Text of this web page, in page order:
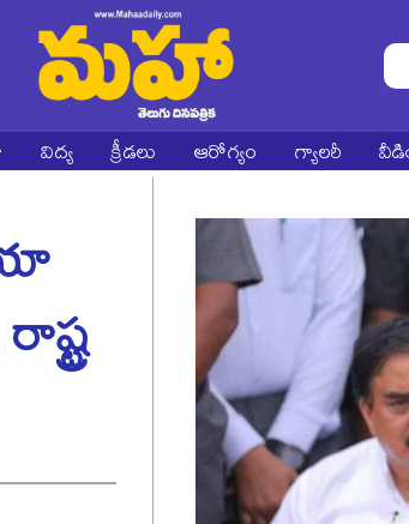
విద్య క్రీడలు ఆరోగ్యం గ్యాలరీ